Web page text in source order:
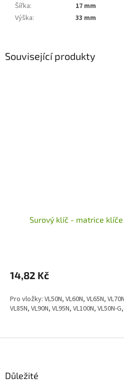
Související produkty
Surový klíč - matrice
14,82 Kč
Pro vložky: VL50N, VL60N, VL65N,
VL85N, VL90N, VL95N, VL100N, VL50N-
Šířka:
17 mm
Výška: 33 mm
Důležité